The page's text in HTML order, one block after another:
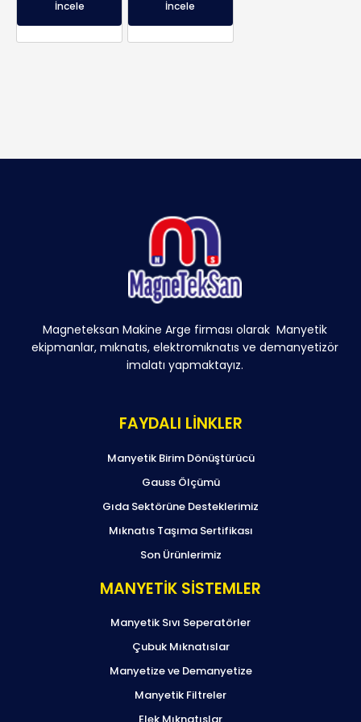
İncele İncele
Magneteksan Makine Arge firması olarak Manyetik
ekipmanlar, mıknatıs, elektromıknatıs ve demanyetizör
imalatı yapmaktayız.
FAYDALI LİNKLER
Manyetik Birim Dönüştürücü
Gauss Ölçümü
Gıda Sektörüne Desteklerimiz
Mıknatıs Taşıma Sertifikası
Son Ürünlerimiz
MANYETİK SİSTEMLER
Manyetik Sıvı Seperatörler
Çubuk Mıknatıslar
Manyetize ve Demanyetize
Manyetik Filtreler